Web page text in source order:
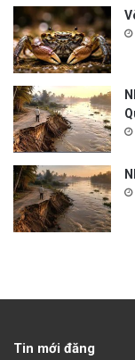
Tin mới đăng